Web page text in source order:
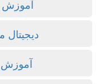
آموزش
دیجیتال
آموزش